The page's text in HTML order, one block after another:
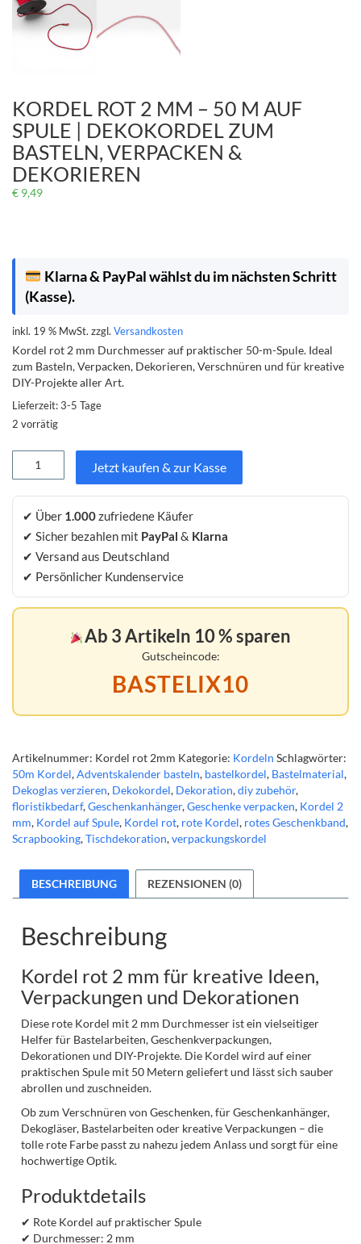
KORDEL ROT 2 MM – 50 M AUF
SPULE | DEKOKORDEL ZUM
BASTELN, VERPACKEN &
DEKORIEREN
€ 9,49
Klarna & PayPal wählst du im nächsten Schritt
(Kasse).
inkl. 19 % MwSt. zzgl. Versandkosten
Kordel rot 2 mm Durchmesser auf praktischer 50-m-Spule. Ideal
zum Basteln, Verpacken, Dekorieren, Verschnüren und für kreative
DIY-Projekte aller Art.
Lieferzeit: 3-5 Tage
2 vorrätig
50
Dekokordel
Menge
Jetzt kaufen & zur Kasse
✔ Über 1.000zufriedene Käufer
✔ Sicher bezahlen mit PayPal & Klarna
✔ Versand aus Deutschland
✔ Persönlicher Kundenservice
Ab 3 Artikeln 10 % sparen
Gutscheincode:
BASTELIX10
Artikelnummer: Kordel rot 2mm Kategorie: Kordeln Schlagwörter:
50m Kordel,Adventskalender basteln, bastelkordel, Bastelmaterial,
Dekoglas verzieren, Dekokordel, Dekoration,diy zubehör,
floristikbedarf,Geschenkanhänger,Geschenke verpacken, Kordel 2
mm, Kordel auf Spule, Kordel rot, rote Kordel, rotes Geschenkband,
Scrapbooking,Tischdekoration,verpackungskordel
BESCHREIBUNG REZENSIONEN (0)
Beschreibung
Kordel rot 2 mm für kreative Ideen,
Verpackungen und Dekorationen
Diese rote Kordel mit 2 mm Durchmesser ist ein vielseitiger
Helfer für Bastelarbeiten, Geschenkverpackungen,
Dekorationen und DIY-Projekte. Die Kordel wird auf einer
praktischen Spule mit 50 Metern geliefert und lässt sich sauber
abrollen und zuschneiden.
Ob zum Verschnüren von Geschenken, für Geschenkanhänger,
Dekogläser, Bastelarbeiten oder kreative Verpackungen – die
tolle rote Farbe passt zu nahezu jedem Anlass und sorgt für eine
hochwertige Optik.
Produktdetails
✔ Rote Kordel auf praktischer Spule
✔ Durchmesser: 2 mm